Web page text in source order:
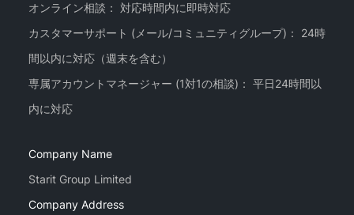
オンライン相談： 対応時間内に即時対応
カスタマーサポート (メール/コミュニティグループ)： 24時
間以内に対応（週末を含む）
専属アカウントマネージャー (1対1の相談)： 平日24時間以
Company Name
Starit Group Limited
Company Address